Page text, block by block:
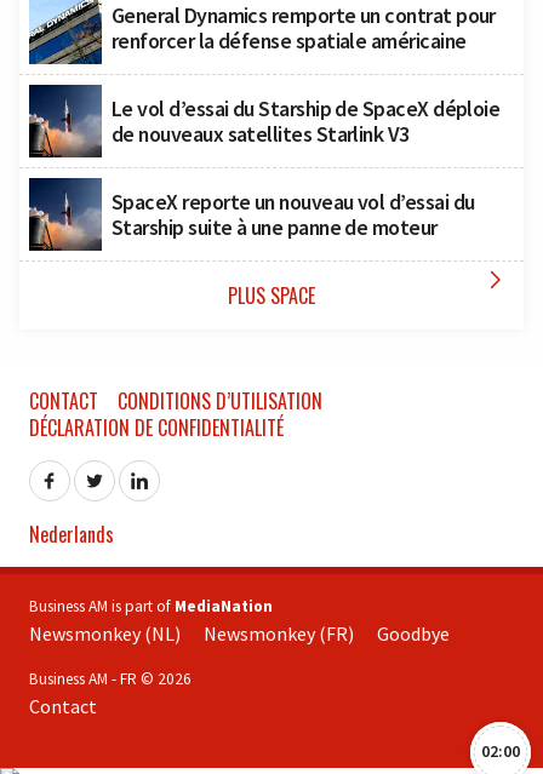
General Dynamics remporte un contrat pour
renforcer la défense spatiale américaine
Le vol d’essai du Starship de SpaceX déploie
de nouveaux satellites Starlink V3
SpaceX reporte un nouveau vol d’essai du
Starship suite à une panne de moteur
PLUS SPACE 
02:00
CONTACT
CONDITIONS D’UTILISATION
DÉCLARATION DE CONFIDENTIALITÉ
Nederlands
Business AM is part of MediaNation
Newsmonkey (NL) Newsmonkey (FR) Goodbye
Business AM - FR © 2026
Contact